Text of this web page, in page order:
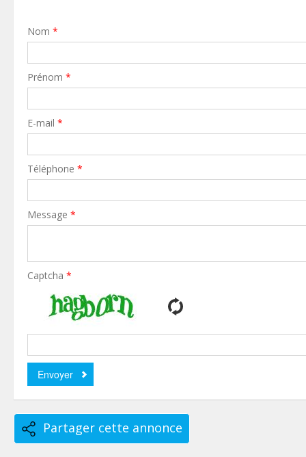
Nom *
Prénom *
E-mail *
Téléphone *
Message *
Captcha *
Partager cette annonce